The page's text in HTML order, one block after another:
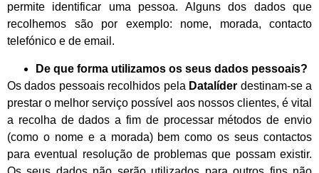
permite identificar uma pessoa. Alguns dos dados que
recolhemos são por exemplo: nome, morada, contacto
telefónico e de email.
De que forma utilizamos os seus dados pessoais?
Os dados pessoais recolhidos pela Datalíder destinam-se a
prestar o melhor serviço possível aos nossos clientes, é vital
a recolha de dados a fim de processar métodos de envio
(como o nome e a morada) bem como os seus contactos
para eventual resolução de problemas que possam existir.